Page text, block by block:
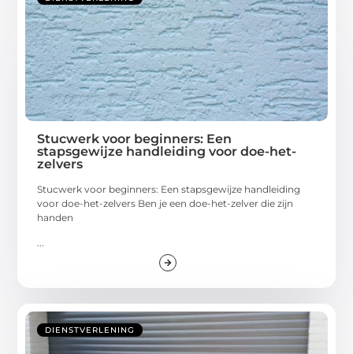
Stucwerk voor beginners: Een
stapsgewijze handleiding voor doe-het-
zelvers
Stucwerk voor beginners: Een stapsgewijze handleiding
voor doe-het-zelvers Ben je een doe-het-zelver die zijn
handen
...
DIENSTVERLENING